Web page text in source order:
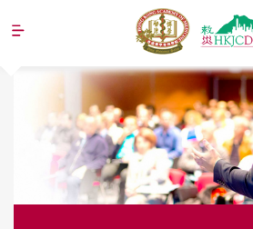
Jump to navigation